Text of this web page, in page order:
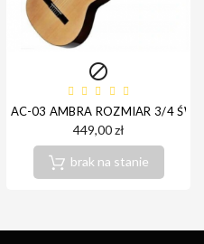
3/4 + AKCESORIA

AC-03 AMBRA ROZMIAR 3/4
449,00 zł
brak na stanie